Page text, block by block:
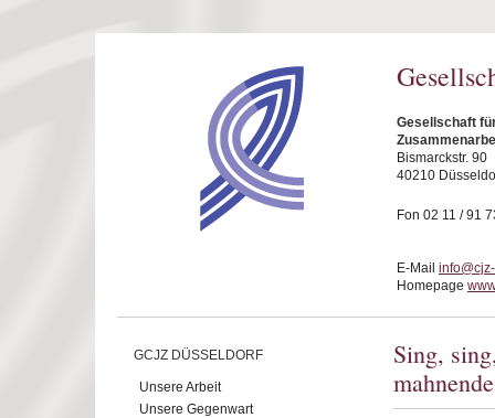
Gesellschaft
Bismarckstr. 90
40210
Fon 02 11 / 91
E-Mail
Homepage
GCJZ DÜSSELDORF
Unsere Arbeit
Unsere Gegenwart
Sing,